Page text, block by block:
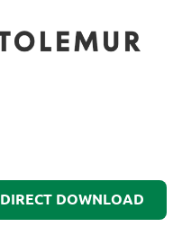
DIRECT DOWNLOAD